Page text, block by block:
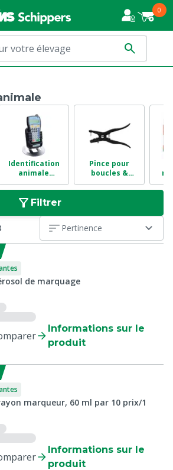
0
Identification
animale
électronique
Pince pour
boucles &
accessoires
Filtrer
Pertinence
de marquage
Informations sur le
produit
marqueur, 60 ml par 10 prix/1
Informations sur le
produit